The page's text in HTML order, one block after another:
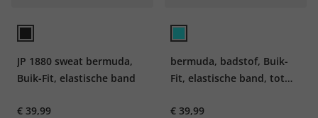
JP 1880 sweat bermuda,
Buik-Fit, elastische band
€ 39,99
bermuda, badstof, Buik-
Fit, elastische band, tot
€ 39,99